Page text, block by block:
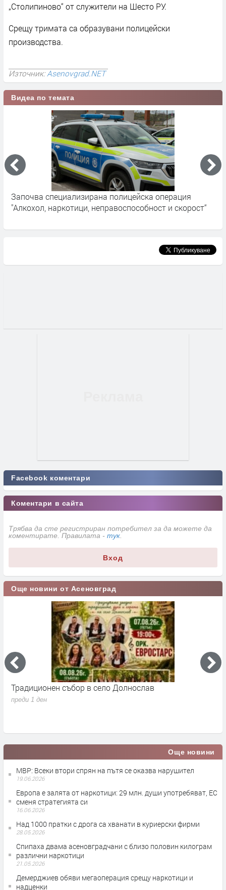
„Столипиново“ от служители на Шесто РУ.
Срещу тримата са образувани полицейски
производства.
Източник:Asenovgrad.NET
Видеа по темата
Започва специализирана полицейска операция
"Алкохол, наркотици, неправоспособност и скорост“
Facebook коментари
Коментари в сайта
Трябва да сте регистриран потребител за да можете да
коментирате. Правилата - тук
Вход
Още новини от Асеновград
Традиционен събор в село Долнослав
преди 1 ден
Още новини
МВР: Всеки втори спрян на пътя се оказва нарушител
19.06.2026
Европа е залята от наркотици: 29 млн. души употребяват, ЕС
сменя стратегията си
16.06.2026
Над 1000 пратки с дрога са хванати в куриерски фирми
28.05.2026
Спипаха двама асеновградчани с близо половин килограм
различни наркотици
21.05.2026
Демерджиев обяви мегаоперация срещу наркотици и
надценки